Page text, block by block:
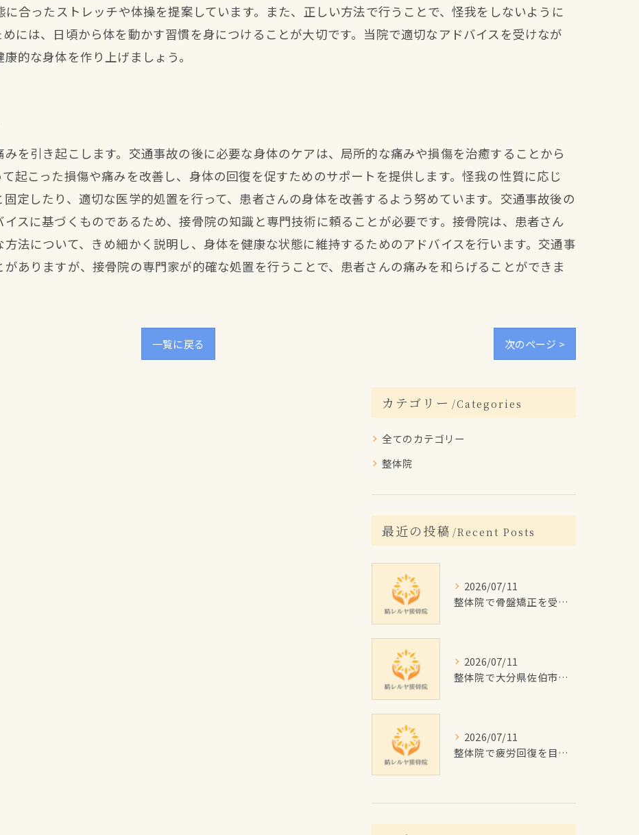
合ったストレッチや体操を提案しています。また、正しい方法で行うことで、怪我をしないように
には、日頃から体を動かす習慣を身につけることが大切です。当院で適切なアドバイスを受けなが
的な身体を作り上げましょう。
を引き起こします。交通事故の後に必要な身体のケアは、局所的な痛みや損傷を治癒することから
起こった損傷や痛みを改善し、身体の回復を促すためのサポートを提供します。怪我の性質に応じ
定したり、適切な医学的処置を行って、患者さんの身体を改善するよう努めています。交通事故後の
スに基づくものであるため、接骨院の知識と専門技術に頼ることが必要です。接骨院は、患者さん
法について、きめ細かく説明し、身体を健康な状態に維持するためのアドバイスを行います。交通事
ありますが、接骨院の専門家が的確な処置を行うことで、患者さんの痛みを和らげることができま
一覧に戻る 次のページ >
カテゴリー Categories
全てのカテゴリー
整体院
最近の投稿 Recent Posts
2026/07/11
整体院で骨盤矯正を受けたい大分県佐伯市の女性に向けた施術回数や費用目安と通院計画ガイド
2026/07/11
整体院で大分県佐伯市のむくみを根本改善するためのセルフケアと施術のポイント解説
2026/07/11
整体院で疲労回復を目指す佐伯市の施術効果と費用・通院プラン徹底解説